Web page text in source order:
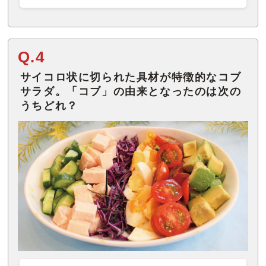
Q.4
サイコロ状に切られた具材が特徴的なコブ
サラダ。「コブ」の由来となったのは次の
うちどれ？